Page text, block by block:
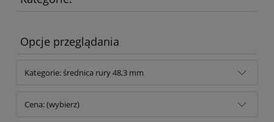
Opcje przeglądania
Kategorie: średnica rury 48,3 mm
Cena: (wybierz)